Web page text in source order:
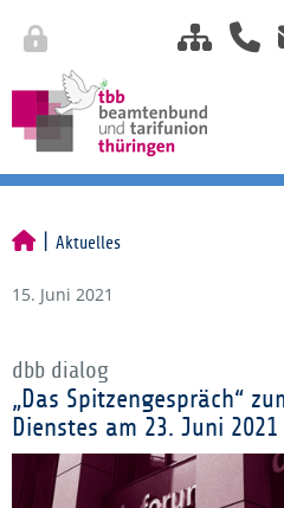
Aktuelles
15. Juni 2021
dbb dialog
„Das Spitzengespräch“
Dienstes am 23. Juni 2021